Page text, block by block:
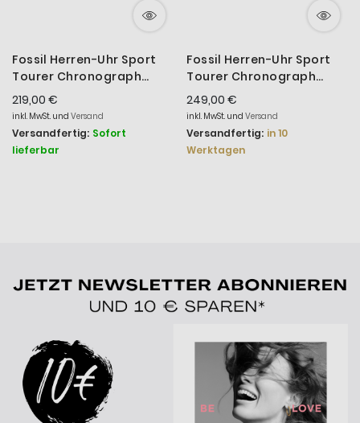
Fossil Herren-Uhr Sport
Tourer Chronograph
Quarz Leder-Band FS6042
219,00 €
inkl. MwSt. und Versand
Versandfertig: Sofort
lieferbar
Fossil Herren-Uhr Sport
Tourer Chronograph
Quarz Edelstahl-Band
FS6047
249,00 €
inkl. MwSt. und Versand
Versandfertig: in 10
Werktagen